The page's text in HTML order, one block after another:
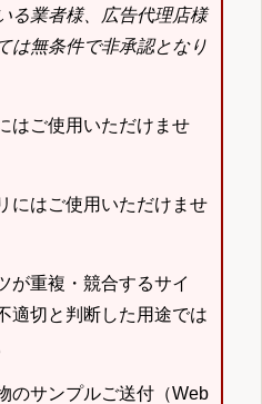
る業者様、広告代理店様
は無条件で非承認となり
はご使用いただけませ
にはご使用いただけませ
が重複・競合するサイ
適切と判断した用途では
のサンプルご送付（Web